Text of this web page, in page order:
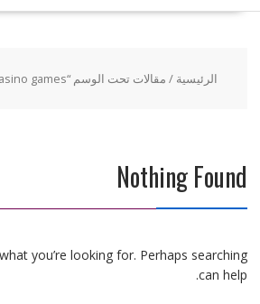
الرئيسية / مقالات تحت الوسم “boomerang casino games”
Nothing Found
you’re looking for. Perhaps searching
can help.